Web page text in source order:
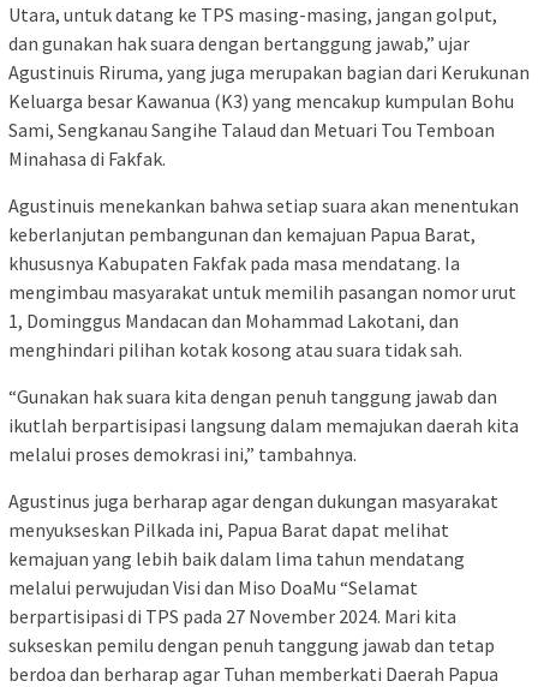
Utara, untuk datang ke TPS masing-masing, jangan golput,
dan gunakan hak suara dengan bertanggung jawab,” ujar
Agustinuis Riruma, yang juga merupakan bagian dari Kerukunan
Keluarga besar Kawanua (K3) yang mencakup kumpulan Bohu
Sami, Sengkanau Sangihe Talaud dan Metuari Tou Temboan
Minahasa di Fakfak.
Agustinuis menekankan bahwa setiap suara akan menentukan
keberlanjutan pembangunan dan kemajuan Papua Barat,
khususnya Kabupaten Fakfak pada masa mendatang. Ia
mengimbau masyarakat untuk memilih pasangan nomor urut
1, Dominggus Mandacan dan Mohammad Lakotani, dan
menghindari pilihan kotak kosong atau suara tidak sah.
“Gunakan hak suara kita dengan penuh tanggung jawab dan
ikutlah berpartisipasi langsung dalam memajukan daerah kita
melalui proses demokrasi ini,” tambahnya.
Agustinus juga berharap agar dengan dukungan masyarakat
menyukseskan Pilkada ini, Papua Barat dapat melihat
kemajuan yang lebih baik dalam lima tahun mendatang
melalui perwujudan Visi dan Miso DoaMu “Selamat
berpartisipasi di TPS pada 27 November 2024. Mari kita
sukseskan pemilu dengan penuh tanggung jawab dan tetap
berdoa dan berharap agar Tuhan memberkati Daerah Papua